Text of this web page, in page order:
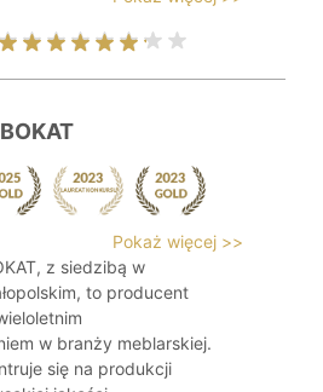
Pokaż więcej >>
z siedzibą w
to producent
w branży meblarskiej.
się na produkcji